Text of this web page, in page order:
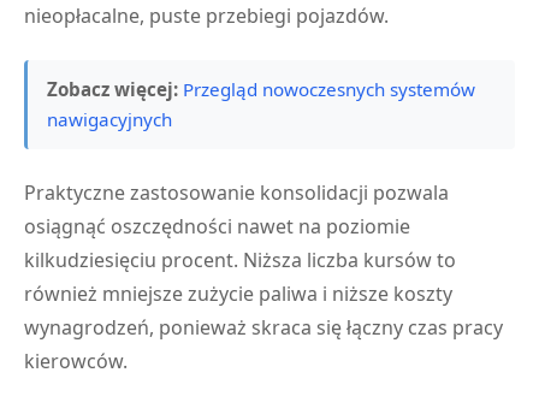
nieopłacalne, puste przebiegi pojazdów.
Zobacz więcej: Przegląd nowoczesnych systemów
nawigacyjnych
Praktyczne zastosowanie konsolidacji pozwala
osiągnąć oszczędności nawet na poziomie
kilkudziesięciu procent. Niższa liczba kursów to
również mniejsze zużycie paliwa i niższe koszty
wynagrodzeń, ponieważ skraca się łączny czas pracy
kierowców.